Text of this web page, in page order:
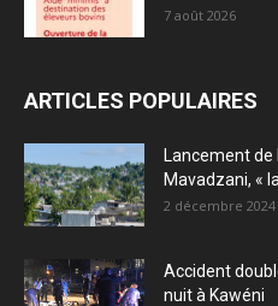
7 août 2026
ARTICLES POPULAIRES
Lancement
Mavadzani, «
2 décembre 2024
Accident
nuit à Kawéni